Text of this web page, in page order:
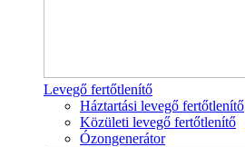
Levegő fertőtlenítő
Háztartási levegő fertőtlenítő
Közületi levegő fertőtlenítő
Ózongenerátor